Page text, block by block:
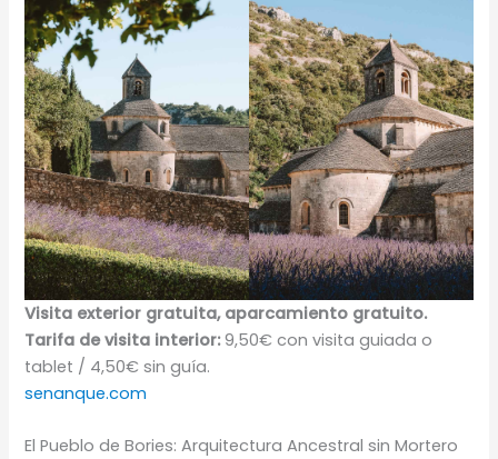
Visita exterior gratuita, aparcamiento gratuito.
Tarifa de visita interior:9,50€ con visita guiada o
tablet / 4,50€ sin guía.
senanque.com
El Pueblo de Bories: Arquitectura Ancestral sin Mortero